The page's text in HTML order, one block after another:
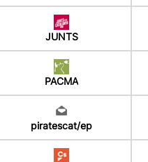
JUNTS
PACMA
piratescat/ep